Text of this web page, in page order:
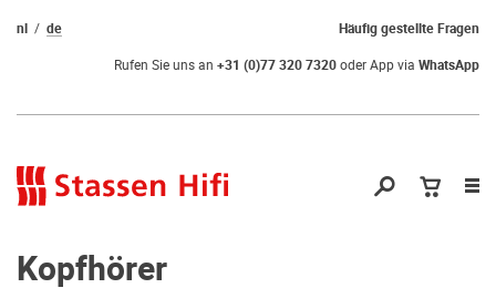
Häufig gestellte Fragen
nl de
Rufen Sie uns an +31 (0)77 320 7320oder App via WhatsApp
Kopfhörer